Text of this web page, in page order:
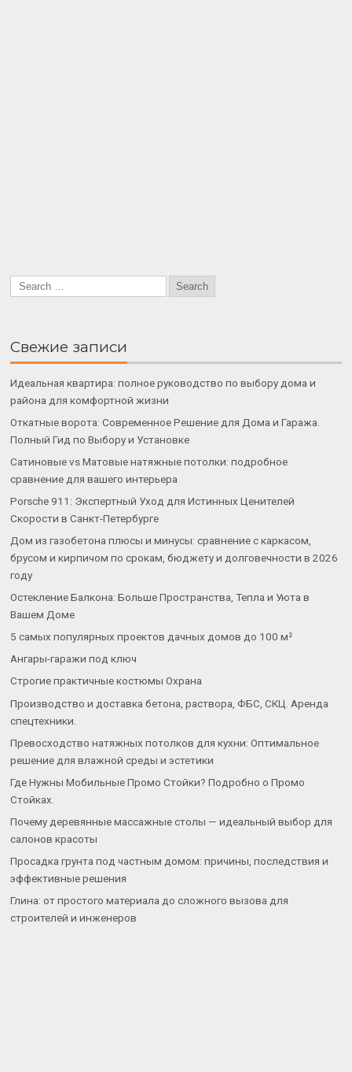
Свежие записи
Идеальная квартира: полное руководство по выбору дома и
района для комфортной жизни
Откатные ворота: Современное Решение для Дома и Гаража.
Полный Гид по Выбору и Установке
Сатиновые vs Матовые натяжные потолки: подробное
сравнение для вашего интерьера
Porsche 911: Экспертный Уход для Истинных Ценителей
Скорости в Санкт-Петербурге
Дом из газобетона плюсы и минусы: сравнение с каркасом,
брусом и кирпичом по срокам, бюджету и долговечности в 2026
году
Остекление Балкона: Больше Пространства, Тепла и Уюта в
Вашем Доме
5 самых популярных проектов дачных домов до 100 м²
Ангары-гаражи под ключ
Строгие практичные костюмы Охрана
Производство и доставка бетона, раствора, ФБС, СКЦ. Аренда
спецтехники.
Превосходство натяжных потолков для кухни: Оптимальное
решение для влажной среды и эстетики
Где Нужны Мобильные Промо Стойки? Подробно о Промо
Стойках.
Почему деревянные массажные столы — идеальный выбор для
салонов красоты
Просадка грунта под частным домом: причины, последствия и
эффективные решения
Глина: от простого материала до сложного вызова для
строителей и инженеров